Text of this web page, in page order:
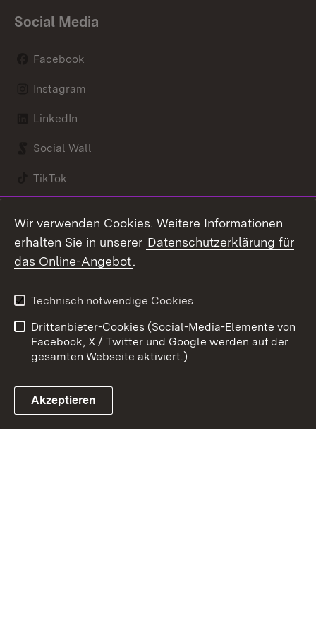
Social Media
Facebook
Instagram
LinkedIn
Social Wall
TikTok
Link zum Landesportal
Kontakt
Barrierefreiheit
Impressum
Cookies
Wir verwenden Cookies. Weitere Informationen
erhalten Sie in unserer Datenschutzerklärung für
das Online-Angebot.
Technisch notwendige Cookies
Drittanbieter-Cookies (Social-Media-Elemente von
Facebook, X / Twitter und Google werden auf der
gesamten Webseite aktiviert.)
Akzeptieren